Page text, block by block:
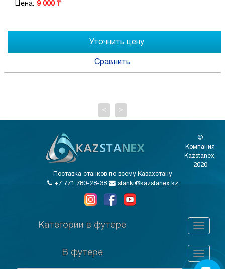
Цена: 10 000 ₸
Сравнить
< >
©
Компания
Kazstanex,
2020
Поставка станков по всему Казахстану
+7 771 780-28-38
stanki@kazstanex.kz
Категории в футере
В футере